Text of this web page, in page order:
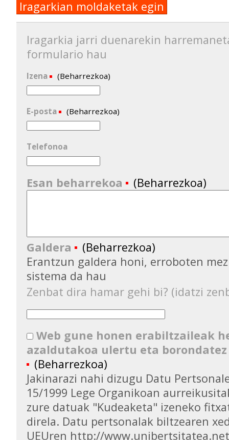
Iragarkian moldaketak egin
Iragarkia jarri duenarekin
formulario hau
Izena (Beharrezkoa)
E-posta (Beharrezkoa)
Telefonoa
Esan beharrekoa (Beharrezkoa)
Galdera
(Beharrezkoa)
Erantzun galdera honi, erroboten
sistema da hau
Zenbat dira hamar gehi bi? (idatzi
Web gune honen erabiltzaileak
azaldutakoa ulertu eta
(Beharrezkoa)
Jakinarazi nahi dizugu Datu
15/1999 Lege Organikoan
zure datuak "Kudeaketa" izeneko
direla. Datu pertsonalak biltzearen
UEUren http://